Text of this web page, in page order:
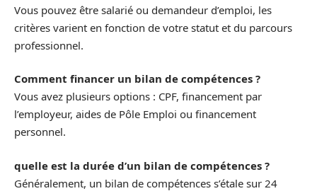
Vous pouvez être salarié ou demandeur d’emploi, les
critères varient en fonction de votre statut et du parcours
professionnel.
Comment financer un bilan de compétences ?
Vous avez plusieurs options : CPF, financement par
l’employeur, aides de Pôle Emploi ou financement
personnel.
quelle est la durée d’un bilan de compétences ?
Généralement, un bilan de compétences s’étale sur 24